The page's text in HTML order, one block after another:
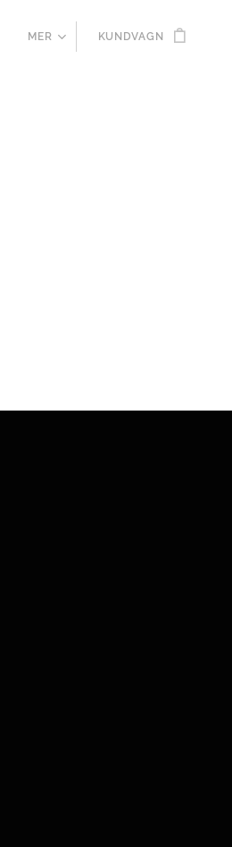
MER KUNDVAGN